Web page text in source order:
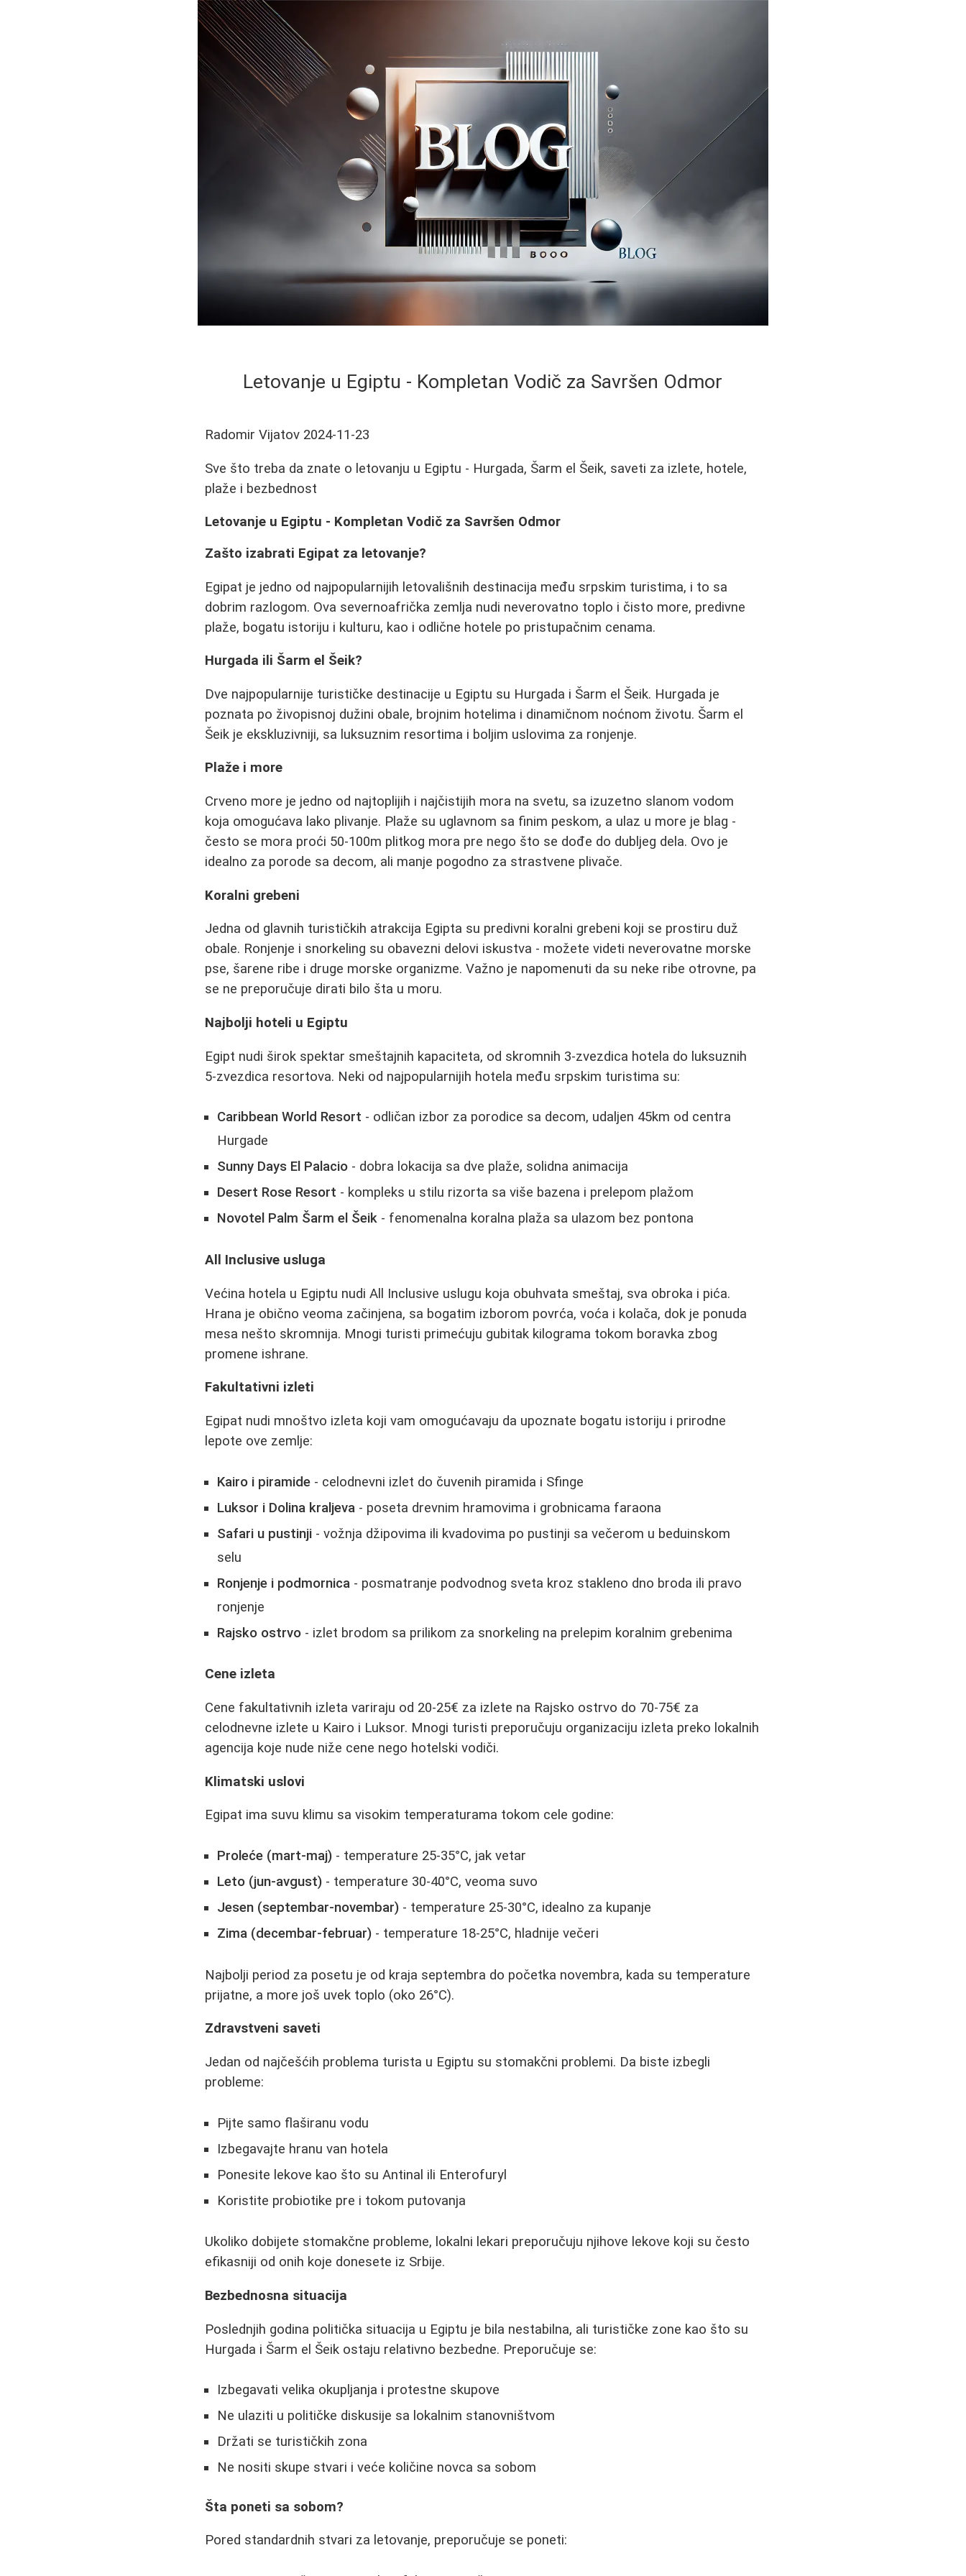
Letovanje u Egiptu - Kompletan Vodič za Savršen Odmor
Radomir Vijatov 2024-11-23
Sve što treba da znate o letovanju u Egiptu - Hurgada, Šarm el Šeik, saveti za izlete, hotele,
plaže i bezbednost
Letovanje u Egiptu - Kompletan Vodič za Savršen Odmor
Zašto izabrati Egipat za letovanje?
Egipat je jedno od najpopularnijih letovališnih destinacija među srpskim turistima, i to sa
dobrim razlogom. Ova severnoafrička zemlja nudi neverovatno toplo i čisto more, predivne
plaže, bogatu istoriju i kulturu, kao i odlične hotele po pristupačnim cenama.
Hurgada ili Šarm el Šeik?
Dve najpopularnije turističke destinacije u Egiptu su Hurgada i Šarm el Šeik. Hurgada je
poznata po živopisnoj dužini obale, brojnim hotelima i dinamičnom noćnom životu. Šarm el
Šeik je ekskluzivniji, sa luksuznim resortima i boljim uslovima za ronjenje.
Plaže i more
Crveno more je jedno od najtoplijih i najčistijih mora na svetu, sa izuzetno slanom vodom
koja omogućava lako plivanje. Plaže su uglavnom sa finim peskom, a ulaz u more je blag -
često se mora proći 50-100m plitkog mora pre nego što se dođe do dubljeg dela. Ovo je
idealno za porode sa decom, ali manje pogodno za strastvene plivače.
Koralni grebeni
Jedna od glavnih turističkih atrakcija Egipta su predivni koralni grebeni koji se prostiru duž
obale. Ronjenje i snorkeling su obavezni delovi iskustva - možete videti neverovatne morske
pse, šarene ribe i druge morske organizme. Važno je napomenuti da su neke ribe otrovne, pa
se ne preporučuje dirati bilo šta u moru.
Najbolji hoteli u Egiptu
Egipt nudi širok spektar smeštajnih kapaciteta, od skromnih 3-zvezdica hotela do luksuznih
5-zvezdica resortova. Neki od najpopularnijih hotela među srpskim turistima su:
Caribbean World Resort - odličan izbor za porodice sa decom, udaljen 45km od centra
Hurgade
Sunny Days El Palacio - dobra lokacija sa dve plaže, solidna animacija
Desert Rose Resort - kompleks u stilu rizorta sa više bazena i prelepom plažom
Novotel Palm Šarm el Šeik - fenomenalna koralna plaža sa ulazom bez pontona
All Inclusive usluga
Većina hotela u Egiptu nudi All Inclusive uslugu koja obuhvata smeštaj, sva obroka i pića.
Hrana je obično veoma začinjena, sa bogatim izborom povrća, voća i kolača, dok je ponuda
mesa nešto skromnija. Mnogi turisti primećuju gubitak kilograma tokom boravka zbog
promene ishrane.
Fakultativni izleti
Egipat nudi mnoštvo izleta koji vam omogućavaju da upoznate bogatu istoriju i prirodne
lepote ove zemlje:
Kairo i piramide - celodnevni izlet do čuvenih piramida i Sfinge
Luksor i Dolina kraljeva - poseta drevnim hramovima i grobnicama faraona
Safari u pustinji - vožnja džipovima ili kvadovima po pustinji sa večerom u beduinskom
selu
Ronjenje i podmornica - posmatranje podvodnog sveta kroz stakleno dno broda ili pravo
ronjenje
Rajsko ostrvo - izlet brodom sa prilikom za snorkeling na prelepim koralnim grebenima
Cene izleta
Cene fakultativnih izleta variraju od 20-25€ za izlete na Rajsko ostrvo do 70-75€ za
celodnevne izlete u Kairo i Luksor. Mnogi turisti preporučuju organizaciju izleta preko lokalnih
agencija koje nude niže cene nego hotelski vodiči.
Klimatski uslovi
Egipat ima suvu klimu sa visokim temperaturama tokom cele godine:
Proleće (mart-maj) - temperature 25-35°C, jak vetar
Leto (jun-avgust) - temperature 30-40°C, veoma suvo
Jesen (septembar-novembar) - temperature 25-30°C, idealno za kupanje
Zima (decembar-februar) - temperature 18-25°C, hladnije večeri
Najbolji period za posetu je od kraja septembra do početka novembra, kada su temperature
prijatne, a more još uvek toplo (oko 26°C).
Zdravstveni saveti
Jedan od najčešćih problema turista u Egiptu su stomakčni problemi. Da biste izbegli
probleme:
Pijte samo flaširanu vodu
Izbegavajte hranu van hotela
Ponesite lekove kao što su Antinal ili Enterofuryl
Koristite probiotike pre i tokom putovanja
Ukoliko dobijete stomakčne probleme, lokalni lekari preporučuju njihove lekove koji su često
efikasniji od onih koje donesete iz Srbije.
Bezbednosna situacija
Poslednjih godina politička situacija u Egiptu je bila nestabilna, ali turističke zone kao što su
Hurgada i Šarm el Šeik ostaju relativno bezbedne. Preporučuje se:
Izbegavati velika okupljanja i protestne skupove
Ne ulaziti u političke diskusije sa lokalnim stanovništvom
Držati se turističkih zona
Ne nositi skupe stvari i veće količine novca sa sobom
Šta poneti sa sobom?
Pored standardnih stvari za letovanje, preporučuje se poneti: